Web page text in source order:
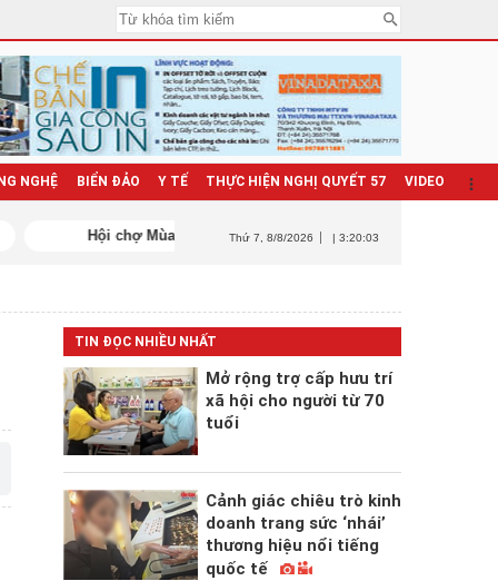
NGHỆ BIỂN ĐẢO Y TẾ THỰC HIỆN NGHỊ QUYẾT 57 VIDEO
Thứ 7 , 8/8/2026 | 3:20:04
TIN ĐỌC NHIỀU NHẤT
Mở rộng trợ cấp hưu trí
xã hội cho người từ 70
tuổi
Cảnh giác chiêu trò kinh
doanh trang sức ‘nhái’
thương hiệu nổi tiếng
quốc tế